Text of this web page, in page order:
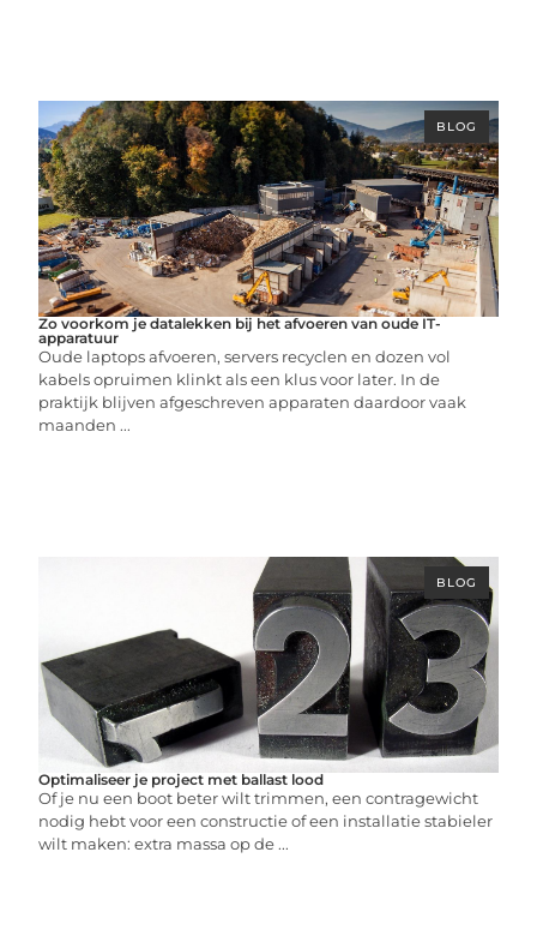
BLOG
Zo voorkom je datalekken bij het afvoeren van oude IT-
apparatuur
Oude laptops afvoeren, servers recyclen en dozen vol
kabels opruimen klinkt als een klus voor later. In de
praktijk blijven afgeschreven apparaten daardoor vaak
maanden ...
BLOG
Optimaliseer je project met ballast lood
Of je nu een boot beter wilt trimmen, een contragewicht
nodig hebt voor een constructie of een installatie stabieler
wilt maken: extra massa op de ...